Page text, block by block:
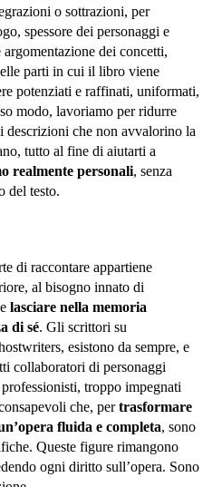
o sottrazioni, per
spessore dei personaggi e
dei concetti,
parti in cui il libro viene
potenziati e raffinati, uniformati,
modo, lavoriamo per ridurre
descrizioni che non avvalorino la
tutto al fine di aiutarti a
realmente personali, senza
del testo.
di raccontare appartiene
al bisogno innato di
lasciare nella memoria
di sé. Gli scrittori su
esistono da sempre, e
collaboratori di personaggi
troppo impegnati
che, pertrasformare
fluida e completa, sono
Queste figure rimangono
ogni diritto sull’opera. Sono